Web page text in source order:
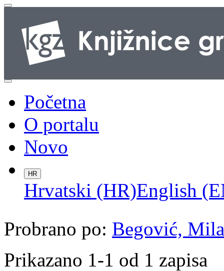
Početna
O portalu
Novo
HR
Hrvatski (HR)English
Probrano po: Begović,
Prikazano 1-1 od 1 zapisa